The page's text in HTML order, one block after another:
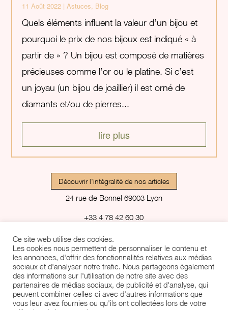
11 Août 2022 |Astuces, Blog
Quels éléments influent la valeur d’un bijou et
pourquoi le prix de nos bijoux est indiqué « à
partir de » ? Un bijou est composé de matières
précieuses comme l’or ou le platine. Si c’est
un joyau (un bijou de joaillier) il est orné de
diamants et/ou de pierres...
lire plus
Découvrir l'intégralité de nos articles
24 rue de Bonnel 69003 Lyon
+33 4 78 42 60 30
contact@feldoerf.com
Cookies: Réviser le consentement.
Crédits
Mentions légales
Politique de confidentialité
Ce site web utilise des cookies.
Les cookies nous permettent de personnaliser le contenu et
les annonces, d'offrir des fonctionnalités relatives aux médias
sociaux et d'analyser notre trafic. Nous partageons également
des informations sur l'utilisation de notre site avec des
partenaires de médias sociaux, de publicité et d'analyse, qui
peuvent combiner celles-ci avec d'autres informations que
vous leur avez fournies ou qu'ils ont collectées lors de votre